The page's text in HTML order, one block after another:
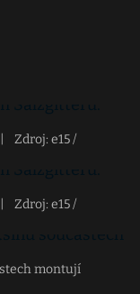
Zdroj: e15 /
Zdroj: e15 /
montují